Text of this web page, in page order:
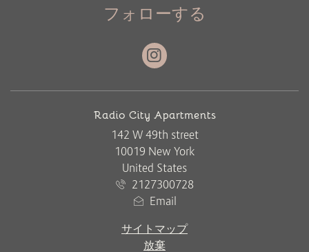
Radio City Apartments
142 W 49th street
10019 New York
United States
2127300728
Email
サイトマップ
放棄
フォローする
Instagram